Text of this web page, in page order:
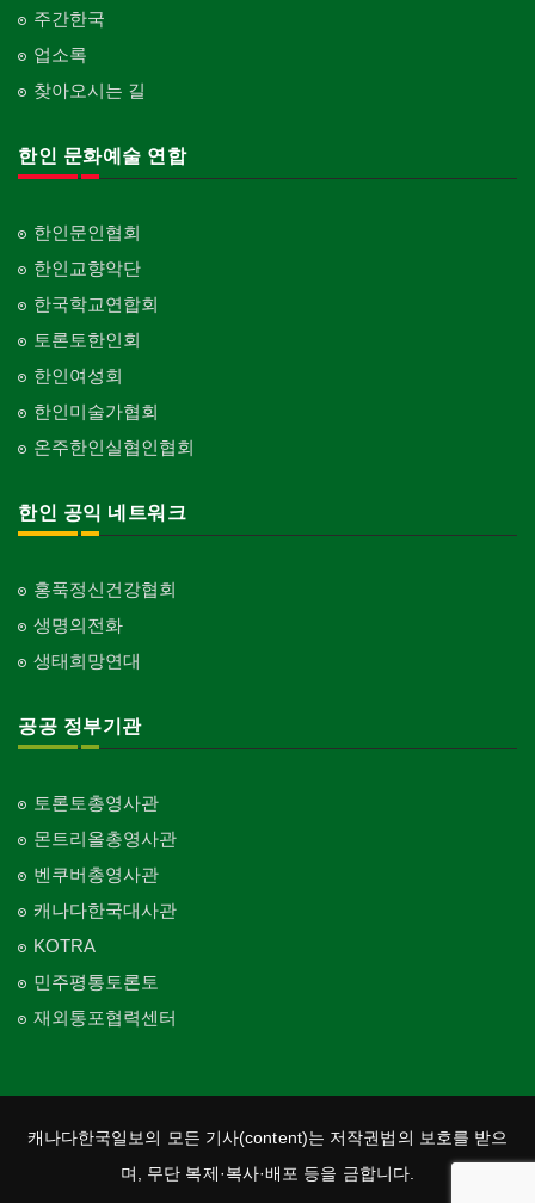
주간한국
업소록
찾아오시는 길
한인 문화예술 연합
한인문인협회
한인교향악단
한국학교연합회
토론토한인회
한인여성회
한인미술가협회
온주한인실협인협회
한인 공익 네트워크
홍푹정신건강협회
생명의전화
생태희망연대
공공 정부기관
토론토총영사관
몬트리올총영사관
벤쿠버총영사관
캐나다한국대사관
KOTRA
민주평통토론토
재외통포협력센터
캐나다한국일보의 모든 기사(content)는 저작권법의 보호를 받으
며, 무단 복제·복사·배포 등을 금합니다.